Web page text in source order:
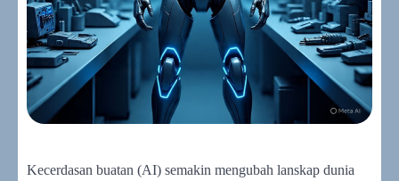
Kecerdasan buatan (AI) semakin mengubah lanskap dunia